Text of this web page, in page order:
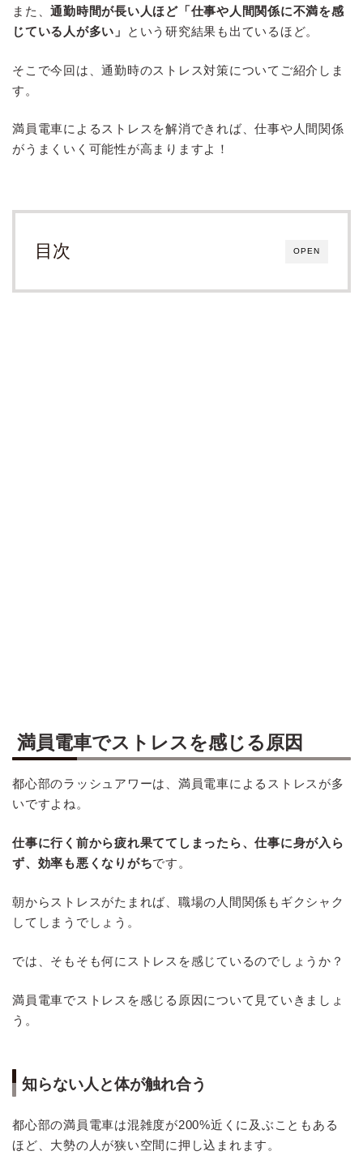
また、通勤時間が長い人ほど「仕事や人間関係に不満を感
じている人が多い」
という研究結果も出ているほど。
そこで今回は、通勤時のストレス対策についてご紹介しま
す。
満員電車によるストレスを解消できれば、仕事や人間関係
がうまくいく可能性が高まりますよ！
OPEN
目次
満員電車でストレスを感じる原因
都心部のラッシュアワーは、満員電車によるストレスが多
いですよね。
仕事に行く前から疲れ果ててしまったら、仕事に身が入ら
ず、効率も悪くなりがちです。
朝からストレスがたまれば、職場の人間関係もギクシャク
してしまうでしょう。
では、そもそも何にストレスを感じているのでしょうか？
満員電車でストレスを感じる原因について見ていきましょ
う。
知らない人と体が触れ合う
都心部の満員電車は混雑度が200%近くに及ぶこともある
ほど、大勢の人が狭い空間に押し込まれます。